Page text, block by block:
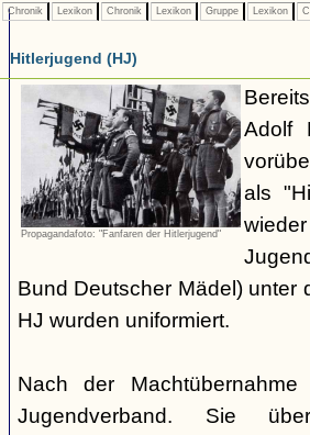
Chronik Lexikon Chronik Lexikon Gruppe Lexikon
Hitlerjugend (HJ)
Propagandafoto: "Fanfaren der Hitlerjugend"
Adolf
als
Bund Deutscher Mädel) unter
HJ wurden uniformiert.
Nach der
Jugendverband. Sie